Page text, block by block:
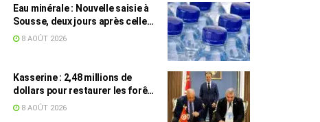
Eau minérale : Nouvelle saisie à
Sousse, deux jours après celle
des grossistes
8 AOÛT 2026
Kasserine : 2,48 millions de
dollars pour restaurer les forêts
de pin d’Alep
8 AOÛT 2026